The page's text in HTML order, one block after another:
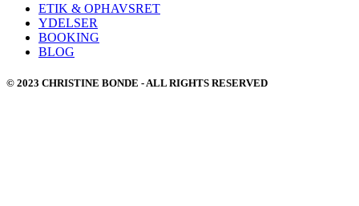
ETIK & OPHAVSRET
YDELSER
BOOKING
BLOG
© 2023 CHRISTINE BONDE - ALL RIGHTS RESERVED